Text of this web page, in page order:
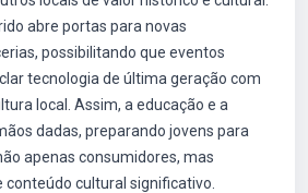
abre portas para novas
possibilitando que eventos
tecnologia de última geração com
local. Assim, a educação e a
dadas, preparando jovens para
apenas consumidores, mas
cultural significativo.